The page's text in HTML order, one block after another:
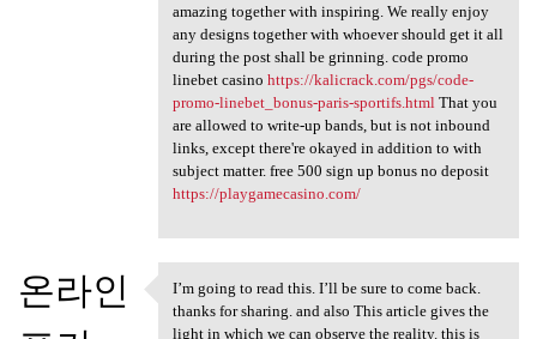
amazing together with inspiring. We really enjoy
any designs together with whoever should get it all
during the post shall be grinning. code promo
linebet casino https://kalicrack.com/pgs/code-
promo-linebet_bonus-paris-sportifs.htmlThat you
are allowed to write-up bands, but is not inbound
links, except there're okayed in addition to with
subject matter. free 500 sign up bonus no deposit
https://playgamecasino.com/
온라인
I’m going to read this. I’ll
I’m going to read this. I’ll be sure to come back.
thanks for sharing. and also This article gives the
light in which we can observe the reality. this is